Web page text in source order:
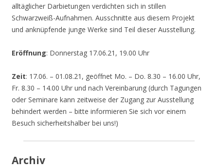
alltäglicher Darbietungen verdichten sich in stillen
Schwarzweiß-Aufnahmen. Ausschnitte aus diesem Projekt
und anknüpfende junge Werke sind Teil dieser Ausstellung.
Eröffnung: Donnerstag 17.06.21, 19.00 Uhr
Zeit: 17.06. – 01.08.21, geöffnet Mo. – Do. 8.30 – 16.00 Uhr,
Fr. 8.30 – 14.00 Uhr und nach Vereinbarung (durch Tagungen
oder Seminare kann zeitweise der Zugang zur Ausstellung
behindert werden – bitte informieren Sie sich vor einem
Besuch sicherheitshalber bei uns!)
Archiv